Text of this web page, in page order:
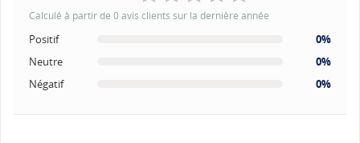
Calculé à partir de 0 avis clients sur la dernière année
Positif
0%
Neutre
0%
Négatif
0%